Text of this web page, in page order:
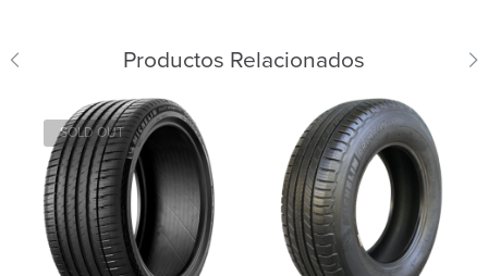
Productos Relacionados
SOLD OUT